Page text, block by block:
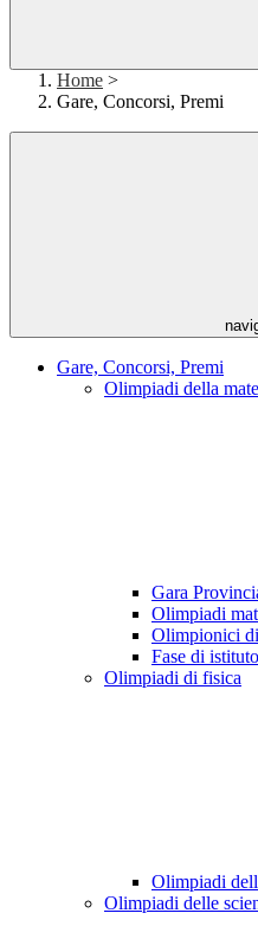
Home >
Gare, Concorsi, Premi
Gare, Concorsi, Premi
Olimpiadi della
Gara
Olimpiadi
Olimpionici
Fase di
Olimpiadi di fisica
Olimpiadi
Olimpiadi delle